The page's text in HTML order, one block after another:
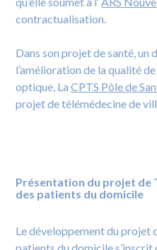
contractualisation.
Dans son projet de santé, un
l’amélioration de la qualité
optique, LaCPTS Pôle de
projet de télémédecine de
Présentation du projet de
des patients du domicile
Le développement du projet